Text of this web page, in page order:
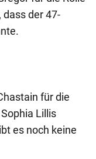
der 47-
für die
Lillis
es noch keine